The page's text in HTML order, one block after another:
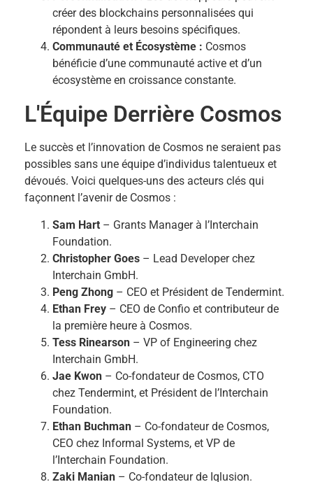
créer des blockchains personnalisées qui
répondent à leurs besoins spécifiques.
Communauté et Écosystème : Cosmos
bénéficie d’une communauté active et d’un
écosystème en croissance constante.
L'Équipe Derrière Cosmos
Le succès et l’innovation de Cosmos ne seraient pas
possibles sans une équipe d’individus talentueux et
dévoués. Voici quelques-uns des acteurs clés qui
façonnent l’avenir de Cosmos :
Sam Hart – Grants Manager à l’Interchain
Foundation.
Christopher Goes – Lead Developer chez
Interchain GmbH.
Peng Zhong – CEO et Président de Tendermint.
Ethan Frey – CEO de Confio et contributeur de
la première heure à Cosmos.
Tess Rinearson – VP of Engineering chez
Interchain GmbH.
Jae Kwon – Co-fondateur de Cosmos, CTO
chez Tendermint, et Président de l’Interchain
Foundation.
Ethan Buchman – Co-fondateur de Cosmos,
CEO chez Informal Systems, et VP de
l’Interchain Foundation.
Zaki Manian – Co-fondateur de Iqlusion.